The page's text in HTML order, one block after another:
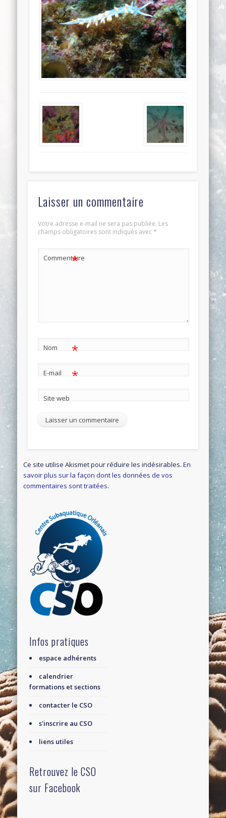
Laisser un commentaire
Votre adresse e-mail ne sera pas publiée. Les
champs obligatoires sont indiqués avec*
Commentaire
*
Nom *
E-mail *
Site web
Ce site utilise Akismet pour réduire les indésirables.En
savoir plus sur la façon dont les données de vos
commentaires sont traitées.
Infos pratiques
espace adhérents
calendrier
formations et sections
contacter le CSO
s'inscrire au CSO
liens utiles
Retrouvez le CSO
sur Facebook